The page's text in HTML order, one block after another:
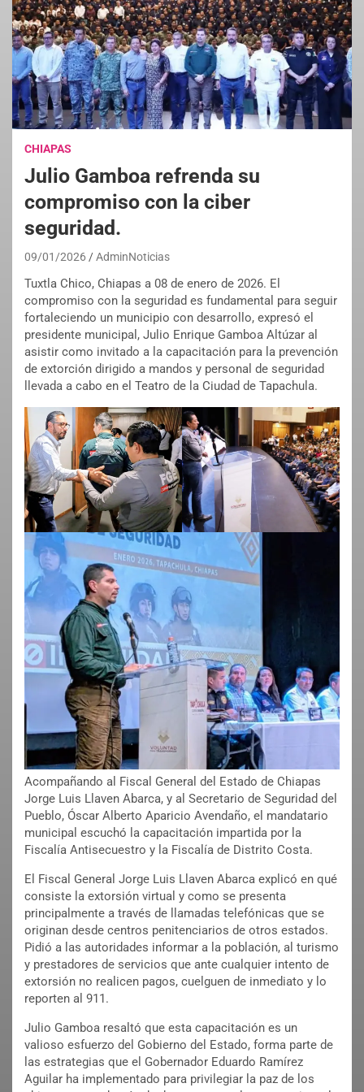
CHIAPAS
Julio Gamboa refrenda su
compromiso con la ciber
seguridad.
09/01/2026 AdminNoticias
Tuxtla Chico, Chiapas a 08 de enero de 2026. El
compromiso con la seguridad es fundamental para seguir
fortaleciendo un municipio con desarrollo, expresó el
presidente municipal, Julio Enrique Gamboa Altúzar al
asistir como invitado a la capacitación para la prevención
de extorción dirigido a mandos y personal de seguridad
llevada a cabo en el Teatro de la Ciudad de Tapachula.
Acompañando al Fiscal General del Estado de Chiapas
Jorge Luis Llaven Abarca, y al Secretario de Seguridad del
Pueblo, Óscar Alberto Aparicio Avendaño, el mandatario
municipal escuchó la capacitación impartida por la
Fiscalía Antisecuestro y la Fiscalía de Distrito Costa.
El Fiscal General Jorge Luis Llaven Abarca explicó en qué
consiste la extorsión virtual y como se presenta
principalmente a través de llamadas telefónicas que se
originan desde centros penitenciarios de otros estados.
Pidió a las autoridades informar a la población, al turismo
y prestadores de servicios que ante cualquier intento de
extorsión no realicen pagos, cuelguen de inmediato y lo
reporten al 911.
Julio Gamboa resaltó que esta capacitación es un
valioso esfuerzo del Gobierno del Estado, forma parte de
las estrategias que el Gobernador Eduardo Ramírez
Aguilar ha implementado para privilegiar la paz de los